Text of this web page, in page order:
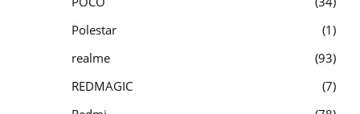
Polestar
1
realme
93
REDMAGIC
7